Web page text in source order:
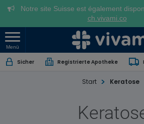
Notre site Suisse est également
ch.vivami.co
Menü
Sicher Registrierte Apotheke
Start Keratose